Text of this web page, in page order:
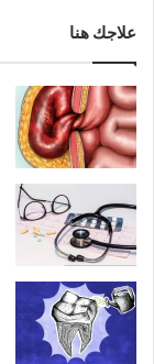
علاجك هنا